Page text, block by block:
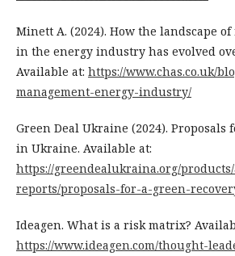
Minett A. (2024). How the landscape
in the energy industry has evolved
Available at: https://www.chas.co.uk/
management-energy-industry/
Green Deal Ukraine (2024). Proposals
in Ukraine. Available at:
https://greendealukraina.org/
reports/proposals-for-a-green-
Ideagen. What is a risk matrix?
https://www.ideagen.com/thought-